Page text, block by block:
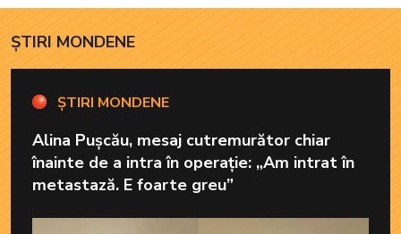
ȘTIRI MONDENE
ȘTIRI MONDENE
Alina Pușcău, mesaj cutremurător chiar
înainte de a intra în operație: „Am intrat în
metastază. E foarte greu”